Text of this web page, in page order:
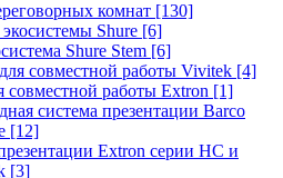
комнат [130]
Shure [6]
Shure Stem [6]
совместной работы Vivitek [4]
работы Extron [1]
система презентации Barco
[12]
Extron серии HC и
[3]